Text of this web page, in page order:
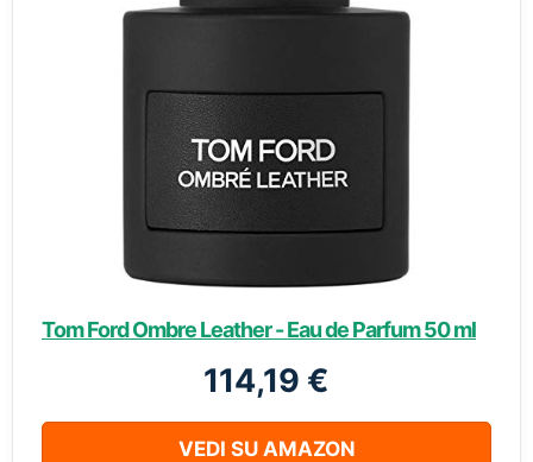
Tom Ford Ombre Leather - Eau de Parfum 50 ml
114,19 €
VEDI SU AMAZON